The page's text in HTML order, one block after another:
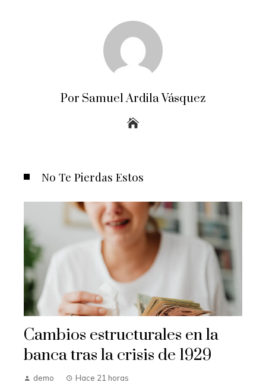
Por Samuel Ardila Vásquez
No Te Pierdas Estos
Cambios estructurales en la
banca tras la crisis de 1929
demo Hace 21 horas